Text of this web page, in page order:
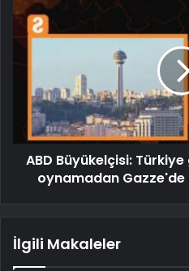
ABD Büyükelçisi:
oynamadan
İlgili Makaleler